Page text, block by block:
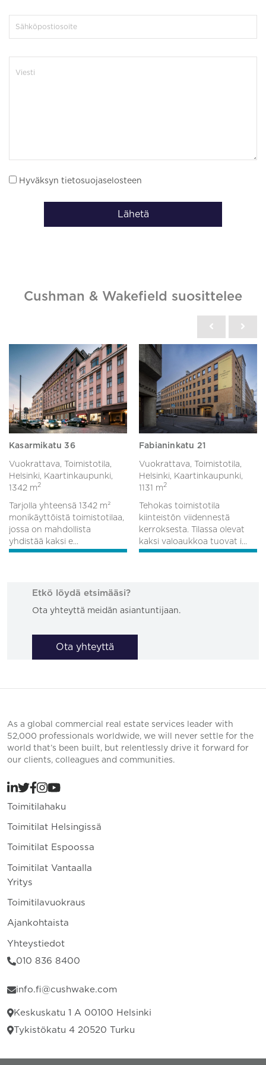
Hyväksyn tietosuojaselosteen
Lähetä
Cushman & Wakefield suosittelee
Kasarmikatu 36
Vuokrattava, Toimistotila,
Helsinki, Kaartinkaupunki,
1342 m2
Tarjolla yhteensä 1342 m²
monikäyttöistä toimistotilaa,
jossa on mahdollista
yhdistää kaksi e...
Fabianinkatu 21
Vuokrattava, Toimistotila,
Helsinki, Kaartinkaupunki,
1131 m2
Tehokas toimistotila
kiinteistön viidennestä
kerroksesta. Tilassa olevat
kaksi valoaukkoa tuovat i...
Etkö löydä etsimääsi?
Ota yhteyttä meidän asiantuntijaan.
Ota yhteyttä
As a global commercial real estate services leader with
52,000 professionals worldwide, we will never settle for the
world that’s been built, but relentlessly drive it forward for
our clients, colleagues and communities.
Toimitilahaku
Toimitilat Helsingissä
Toimitilat Espoossa
Toimitilat Vantaalla
Yritys
Toimitilavuokraus
Ajankohtaista
Yhteystiedot
010 836 8400
info.fi@cushwake.com
Keskuskatu 1 A 00100 Helsinki
Tykistökatu 4 20520 Turku